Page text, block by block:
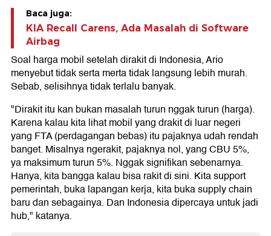
Baca juga:
KIA Recall Carens, Ada Masalah di Software
Airbag
Soal harga mobil setelah dirakit di Indonesia, Ario
menyebut tidak serta merta tidak langsung lebih murah.
Sebab, selisihnya tidak terlalu banyak.
"Dirakit itu kan bukan masalah turun nggak turun (harga).
Karena kalau kita lihat mobil yang drakit di luar negeri
yang FTA (perdagangan bebas) itu pajaknya udah rendah
banget. Misalnya ngerakit, pajaknya nol, yang CBU 5%,
ya maksimum turun 5%. Nggak signifikan sebenarnya.
Hanya, kita bangga kalau bisa rakit di sini. Kita support
pemerintah, buka lapangan kerja, kita buka supply chain
baru dan sebagainya. Dan Indonesia dipercaya untuk jadi
hub," katanya.